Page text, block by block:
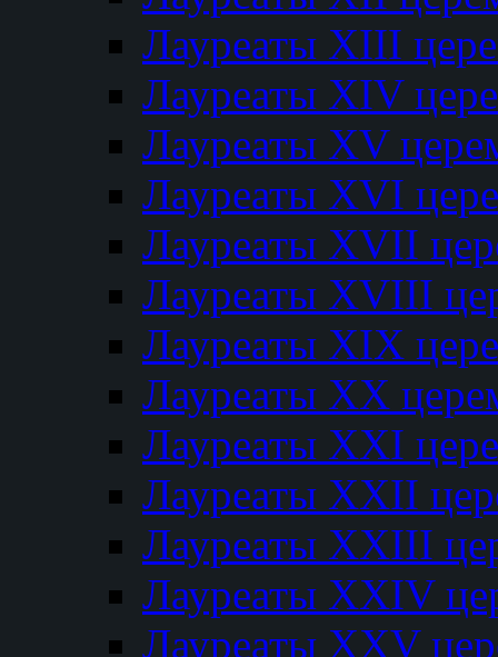
Лауреаты XIII
Лауреаты XIV
Лауреаты XV
Лауреаты XVI
Лауреаты XVII
Лауреаты XVIII
Лауреаты XIX
Лауреаты XX
Лауреаты XXI
Лауреаты XXII
Лауреаты XXIII
Лауреаты XXIV
Лауреаты XXV